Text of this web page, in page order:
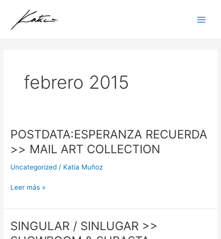
contenido
febrero 2015
POSTDATA:ESPERANZA RECUERDA
>> MAIL ART COLLECTION
Uncategorized / Katia Muñoz
POSTDATA:ESPERANZA
RECUERDA
>>
MAIL
COLLECTION
Leer más »
SINGULAR / SINLUGAR >>
SINGULAR
/